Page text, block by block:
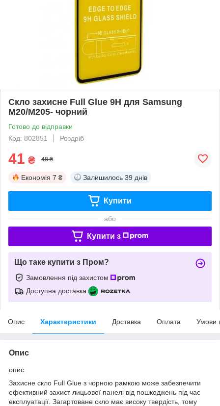
Скло захисне Full Glue 9H для Samsung
M20/M205- чорний
Готово до відправки
Код: 802851
Роздріб
41 ₴ 48 ₴
Економія 7 ₴ Залишилось 39 днів
Купити
або
Купити з
Що таке купити з Пром?
Замовлення під захистом
Доступна доставка
Опис Характеристики Доставка Оплата Умови
Опис
опис
Захисне скло Full Glue з чорною рамкою може забезпечити
ефективний захист лицьової панелі від пошкоджень під час
експлуатації. Загартоване скло має високу твердість, тому